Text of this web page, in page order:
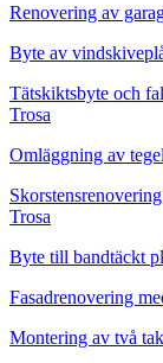
Renovering av
Byte av
Tätskiktsbyte och
Trosa
Omläggning av
Trosa
Byte till bandtäckt
Fasadrenovering
Montering av två